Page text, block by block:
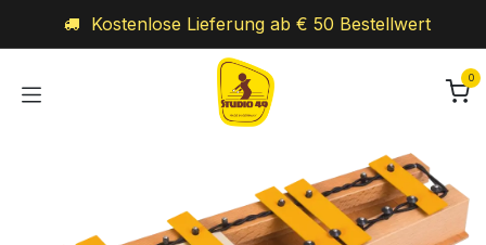
Kostenlose Lieferung ab € 50 Bestellwert
0